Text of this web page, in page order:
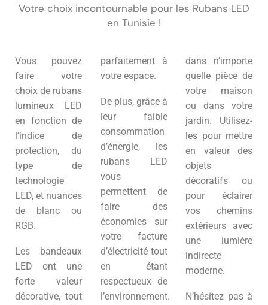
Votre choix incontournable pour les Rubans LED
en Tunisie !
Vous pouvez
faire votre
choix de rubans
lumineux LED
en fonction de
l’indice de
protection, du
type de
technologie
LED, et nuances
de blanc ou
RGB.
Les bandeaux
LED ont une
forte valeur
décorative, tout
parfaitement à
votre espace.
De plus, grâce à
leur faible
consommation
d’énergie, les
rubans LED
vous
permettent de
faire des
économies sur
votre facture
d’électricité tout
en étant
respectueux de
l’environnement.
dans n’importe
quelle pièce de
votre maison
ou dans votre
jardin. Utilisez-
les pour mettre
en valeur des
objets
décoratifs ou
pour éclairer
vos chemins
extérieurs avec
une lumière
indirecte
moderne.
N’hésitez pas à